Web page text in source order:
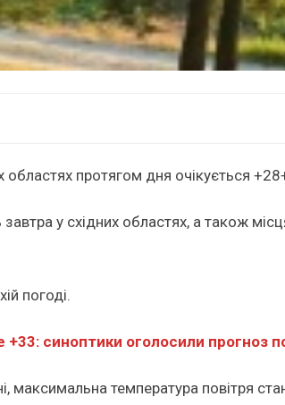
областях протягом дня очікується
у східних областях, а також
погоді.
синоптики оголосили прогноз
максимальна температура повітря